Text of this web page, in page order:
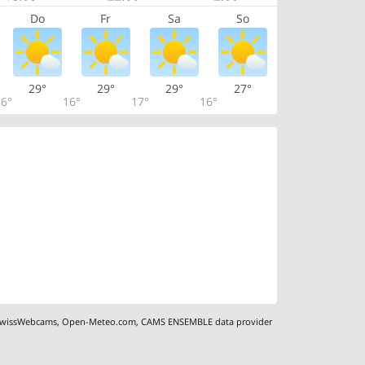
Do Fr Sa So
29°
16°
29°
17°
29°
16°
27°
,Open-Meteo.com,CAMS ENSEMBLE data provider